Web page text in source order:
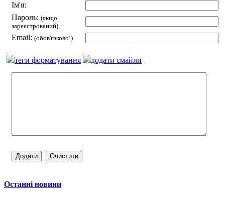
Ім'я:
Пароль: (якщо
зареєстрований)
Email: (обов'язково!)
теги форматування додати смайли
Останні новини